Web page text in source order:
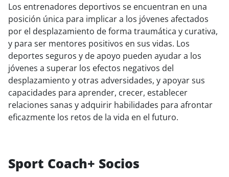
Los entrenadores deportivos se encuentran en una
posición única para implicar a los jóvenes afectados
por el desplazamiento de forma traumática y curativa,
y para ser mentores positivos en sus vidas. Los
deportes seguros y de apoyo pueden ayudar a los
jóvenes a superar los efectos negativos del
desplazamiento y otras adversidades, y apoyar sus
capacidades para aprender, crecer, establecer
relaciones sanas y adquirir habilidades para afrontar
eficazmente los retos de la vida en el futuro.
Sport Coach+ Socios